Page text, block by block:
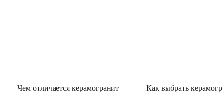
Чем отличается керамогранит
Как выбрать